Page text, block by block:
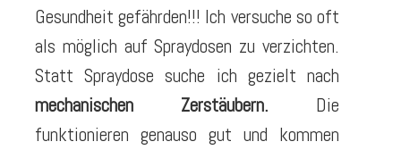
Gesundheit gefährden!!! Ich versuche so oft
als möglich auf Spraydosen zu verzichten.
Statt Spraydose suche ich gezielt nach
mechanischen Zerstäubern. Die
funktionieren genauso gut und kommen